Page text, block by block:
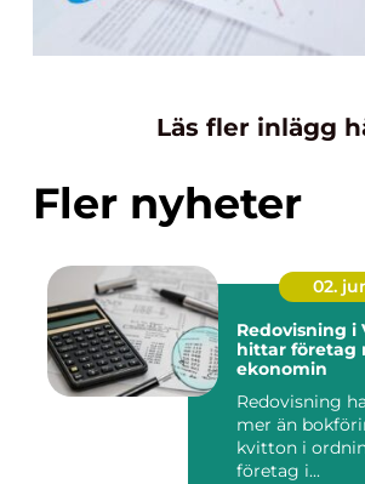
Läs fler inlägg
Fler nyheter
02.
Redovisning i
hittar företag
ekonomin
Redovisning
mer än
kvitton i
företag i...